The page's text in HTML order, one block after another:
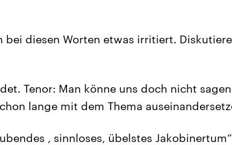
bei diesen Worten etwas irritiert.
Tenor: Man könne uns doch nicht
lange mit dem Thema
, sinnloses, übelstes